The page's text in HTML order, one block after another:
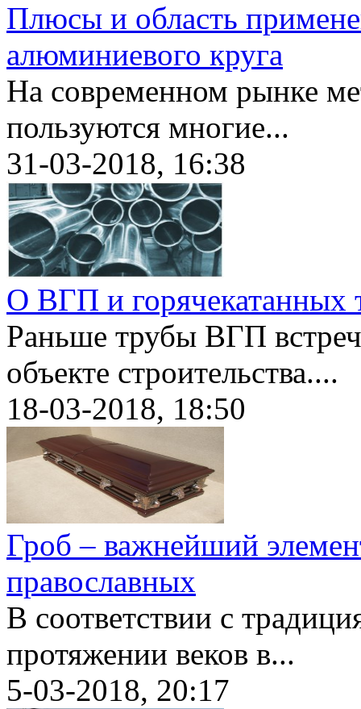
Плюсы и область
алюминиевого круга
На современном рынке
пользуются многие...
31-03-2018, 16:38
О ВГП и горячекатанных
Раньше трубы ВГП
объекте строительства....
18-03-2018, 18:50
Гроб – важнейший
православных
В соответствии с
протяжении веков в...
5-03-2018, 20:17